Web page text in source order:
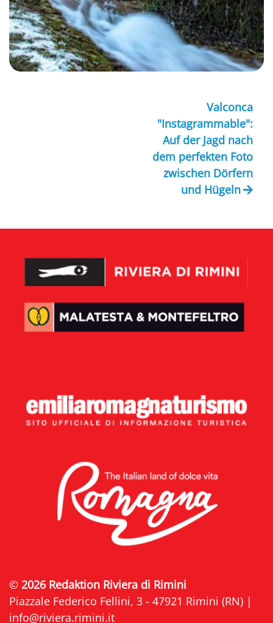
Valconca
"Instagrammable":
Auf der Jagd nach
dem perfekten Foto
zwischen Dörfern
und Hügeln
© 2026 Redaktion Riviera di Rimini
Piazzale Federico Fellini, 3 - 47921 Rimini (RN) |
info@riviera.rimini.it